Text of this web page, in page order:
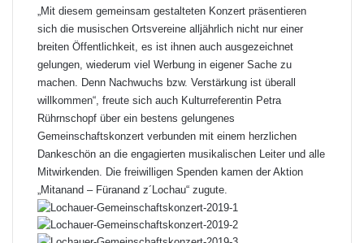
„Mit diesem gemeinsam gestalteten Konzert präsentieren
sich die musischen Ortsvereine alljährlich nicht nur einer
breiten Öffentlichkeit, es ist ihnen auch ausgezeichnet
gelungen, wiederum viel Werbung in eigener Sache zu
machen. Denn Nachwuchs bzw. Verstärkung ist überall
willkommen“, freute sich auch Kulturreferentin Petra
Rührnschopf über ein bestens gelungenes
Gemeinschaftskonzert verbunden mit einem herzlichen
Dankeschön an die engagierten musikalischen Leiter und alle
Mitwirkenden. Die freiwilligen Spenden kamen der Aktion
„Mitanand – Füranand z´Lochau“ zugute.